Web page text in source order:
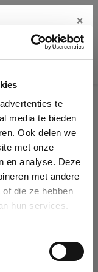
te
media te bieden
Ook delen we
met onze
en analyse. Deze
met andere
die ze hebben
hun services.
name, VAT or
auto-complete the
you can create
×